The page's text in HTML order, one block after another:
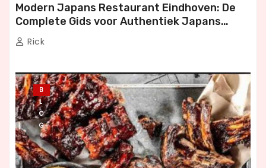
Modern Japans Restaurant Eindhoven: De
Complete Gids voor Authentiek Japans
Dineren
Rick
B
L
O
G